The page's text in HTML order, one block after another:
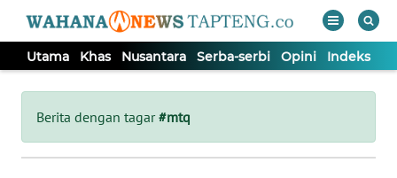
Utama Khas Nusantara Serba-serbi Opini Indeks
Berita dengan tagar#mtq
Tutup
UTAMA